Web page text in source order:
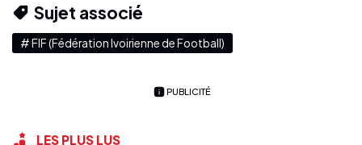
Sujet associé
# FIF (Fédération Ivoirienne de Football)
PUBLICITÉ
LES PLUS LUS